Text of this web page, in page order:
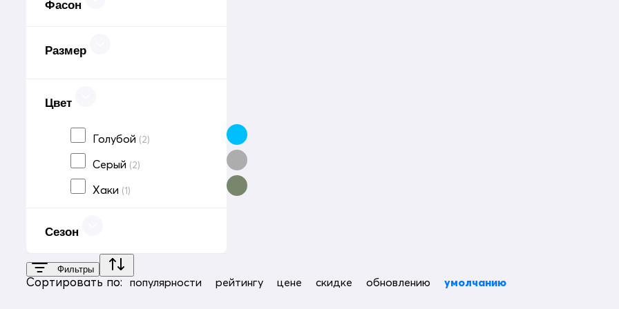
Фасон
Размер
Цвет
Голубой (2)
Серый (2)
Хаки (1)
Сезон
Фильтры
Сортировать по: популярности рейтингу цене скидке обновлению умолчанию